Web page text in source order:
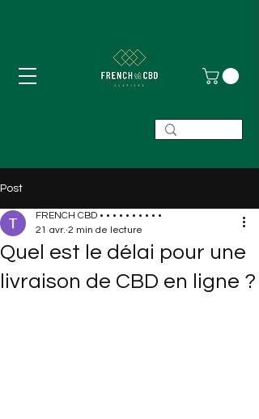
Post
Quel est le délai pour une
livraison de CBD en ligne ?
FRENCH CBD • • • • • • • • • •
21 avr. 2 min de lecture